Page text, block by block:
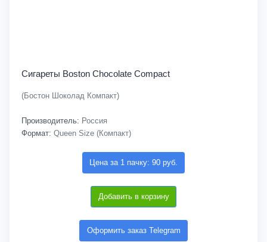
Сигареты Boston Chocolate Compact
(Бостон Шоколад Компакт)
Производитель: Россия
Формат: Queen Size (Компакт)
Цена за 1 пачку: 90 руб.
Добавить в корзину
Оформить заказ Telegram